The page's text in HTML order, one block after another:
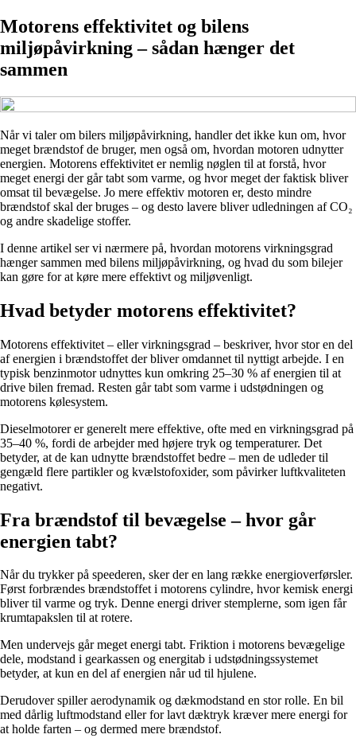
Motorens effektivitet og bilens
miljøpåvirkning – sådan hænger det
sammen
Når vi taler om bilers miljøpåvirkning, handler det ikke kun om, hvor
meget brændstof de bruger, men også om, hvordan motoren udnytter
energien. Motorens effektivitet er nemlig nøglen til at forstå, hvor
meget energi der går tabt som varme, og hvor meget der faktisk bliver
omsat til bevægelse. Jo mere effektiv motoren er, desto mindre
brændstof skal der bruges – og desto lavere bliver udledningen af CO₂
og andre skadelige stoffer.
I denne artikel ser vi nærmere på, hvordan motorens virkningsgrad
hænger sammen med bilens miljøpåvirkning, og hvad du som bilejer
kan gøre for at køre mere effektivt og miljøvenligt.
Hvad betyder motorens effektivitet?
Motorens effektivitet – eller virkningsgrad – beskriver, hvor stor en del
af energien i brændstoffet der bliver omdannet til nyttigt arbejde. I en
typisk benzinmotor udnyttes kun omkring 25–30 % af energien til at
drive bilen fremad. Resten går tabt som varme i udstødningen og
motorens kølesystem.
Dieselmotorer er generelt mere effektive, ofte med en virkningsgrad på
35–40 %, fordi de arbejder med højere tryk og temperaturer. Det
betyder, at de kan udnytte brændstoffet bedre – men de udleder til
gengæld flere partikler og kvælstofoxider, som påvirker luftkvaliteten
negativt.
Fra brændstof til bevægelse – hvor går
energien tabt?
Når du trykker på speederen, sker der en lang række energioverførsler.
Først forbrændes brændstoffet i motorens cylindre, hvor kemisk energi
bliver til varme og tryk. Denne energi driver stemplerne, som igen får
krumtapakslen til at rotere.
Men undervejs går meget energi tabt. Friktion i motorens bevægelige
dele, modstand i gearkassen og energitab i udstødningssystemet
betyder, at kun en del af energien når ud til hjulene.
Derudover spiller aerodynamik og dækmodstand en stor rolle. En bil
med dårlig luftmodstand eller for lavt dæktryk kræver mere energi for
at holde farten – og dermed mere brændstof.